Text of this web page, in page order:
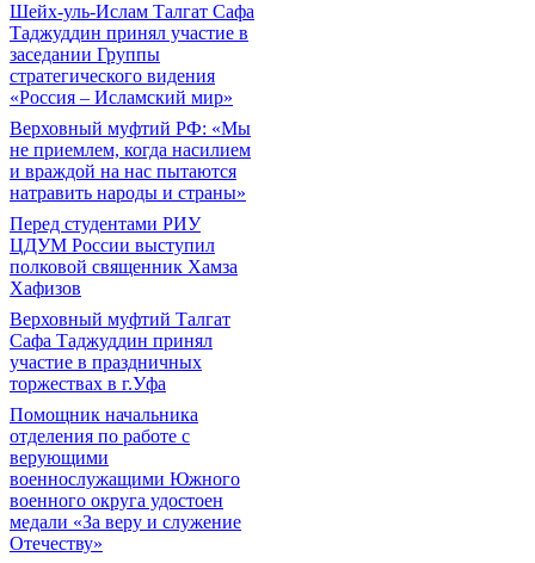
Шейх-уль-Ислам Талгат Сафа
Таджуддин принял участие в
заседании Группы
стратегического видения
«Россия – Исламский мир»
Верховный муфтий РФ: «Мы
не приемлем, когда насилием
и враждой на нас пытаются
натравить народы и страны»
Перед студентами РИУ
ЦДУМ России выступил
полковой священник Хамза
Хафизов
Верховный муфтий Талгат
Сафа Таджуддин принял
участие в праздничных
торжествах в г.Уфа
Помощник начальника
отделения по работе с
верующими
военнослужащими Южного
военного округа удостоен
медали «За веру и служение
Отечеству»